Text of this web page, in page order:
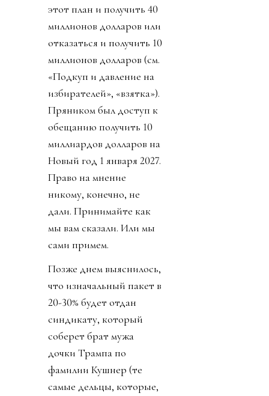
этот план и получить 40
миллионов долларов или
отказаться и получить 10
миллионов долларов (см.
«Подкуп и давление на
избирателей», «взятка»).
Пряником был доступ к
обещанию получить 10
миллиардов долларов на
Новый год 1 января 2027.
Право на мнение
никому, конечно, не
дали. Принимайте как
мы вам сказали. Или мы
сами примем.
Позже днем выяснилось,
что изначальный пакет в
20-30% будет отдан
синдикату, который
соберет брат мужа
дочки Трампа по
фамилии Кушнер (те
самые дельцы, которые,